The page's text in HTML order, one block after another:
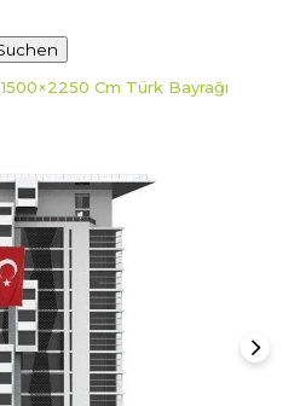
1500×2250 Cm Türk Bayrağı